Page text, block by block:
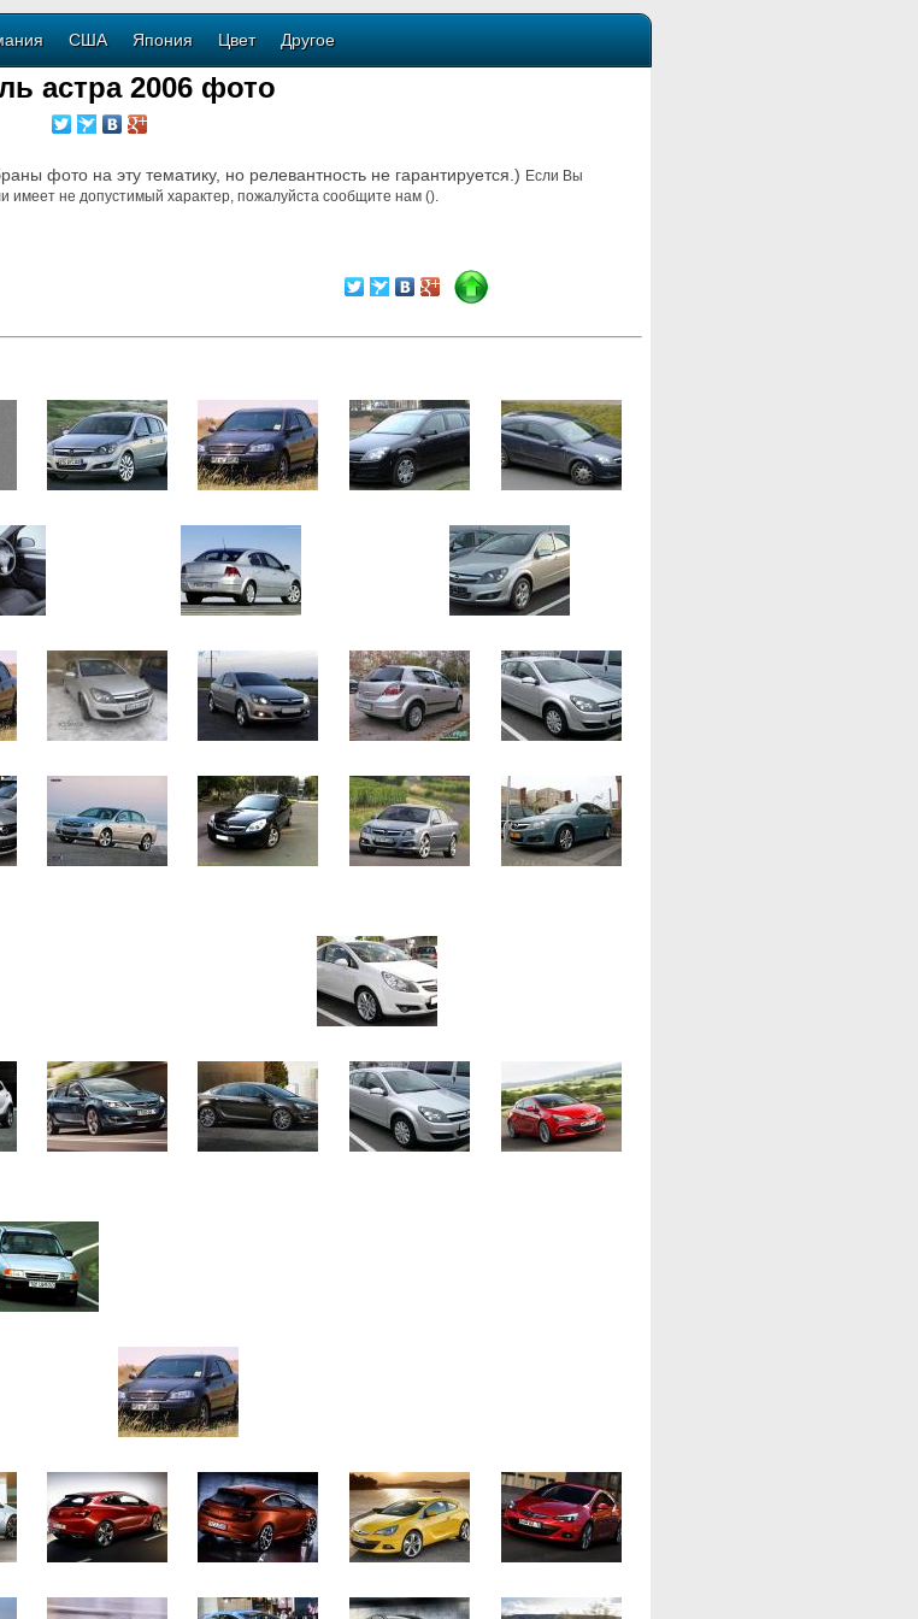
США Япония Цвет Другое
астра 2006 фото
фото на эту тематику, но релевантность не гарантируется.) Если Вы
имеет не допустимый характер, пожалуйста сообщите нам ().